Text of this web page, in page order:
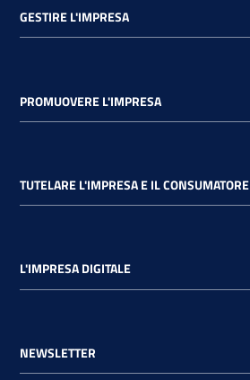
GESTIRE L'IMPRESA
PROMUOVERE L'IMPRESA
TUTELARE L'IMPRESA E IL CONSUMATORE
L'IMPRESA DIGITALE
NEWSLETTER